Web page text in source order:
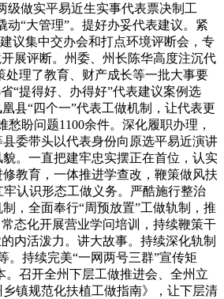
级做实平易近生实事代表票决制工
“大管理”。提好办妥代表建议。紧
议集中交办会和打点环境评断会，专
展评断。州委、州长陈华高度注沉代
理了教育、财产成长等一批大事要
“提得好、办得好”代表建议案例选
县“四个一”代表工做机制，让代表更
盼问题1100余件。深化履职办理，
委带头以代表身份向原选平易近演讲
。一直把建牢忠实摆正在首位，认实
教育，一体推进学查改，鞭策做风扶
认识形态工做义务。严酷施行整治
，全面奉行“周预放置”工做轨制，推
态化开展营业学问培训，持续鞭策干
内活泼力。讲大故事。持续深化轨制
持续完美“一网两号三群”宣传矩
。召开全州下层工做推进会、全州立
镇规范化扶植工做指南》，让下层清